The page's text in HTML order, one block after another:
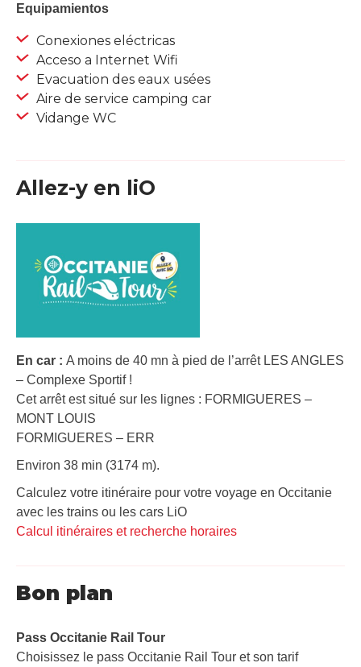
Equipamientos
Conexiones eléctricas
Acceso a Internet Wifi
Evacuation des eaux usées
Aire de service camping car
Vidange WC
Allez-y en liO
En car : A moins de 40 mn à pied de l’arrêt LES ANGLES
– Complexe Sportif !
Cet arrêt est situé sur les lignes : FORMIGUERES –
MONT LOUIS
FORMIGUERES – ERR
Environ 38 min (3174 m).
Calculez votre itinéraire pour votre voyage en Occitanie
avec les trains ou les cars LiO
Calcul itinéraires et recherche horaires
Bon plan
Pass Occitanie Rail Tour​
Choisissez le pass Occitanie Rail Tour et son tarif